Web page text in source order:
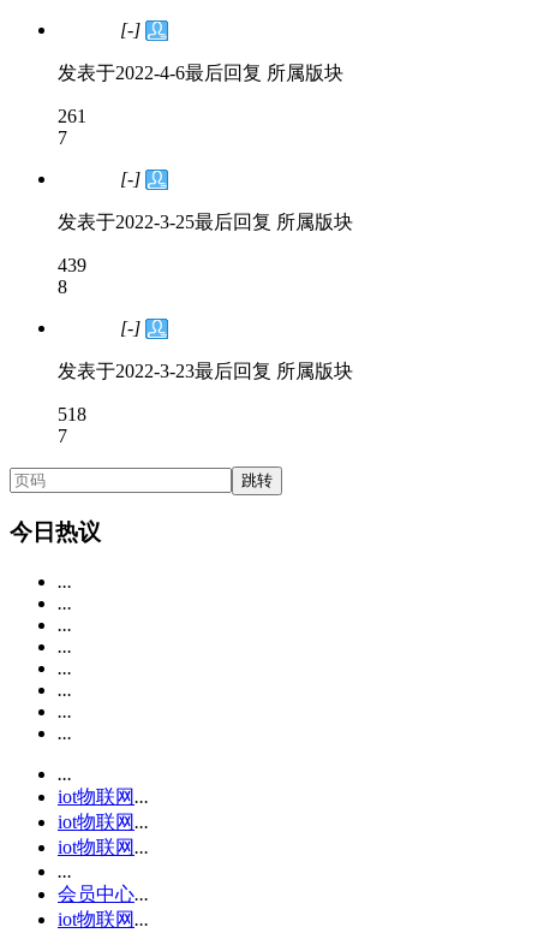
[-]
发表于2022-4-6最后回复 所属版块
261
7
[-]
发表于2022-3-25最后回复 所属版块
439
8
[-]
发表于2022-3-23最后回复 所属版块
518
7
跳转
今日热议
...
...
...
...
...
...
...
...
...
iot物联网...
iot物联网...
iot物联网...
...
会员中心...
iot物联网...